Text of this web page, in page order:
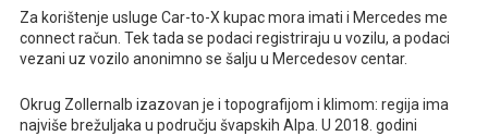
Za korištenje usluge Car-to-X kupac mora imati i Mercedes me
connect račun. Tek tada se podaci registriraju u vozilu, a podaci
vezani uz vozilo anonimno se šalju u Mercedesov centar.
Okrug Zollernalb izazovan je i topografijom i klimom: regija ima
najviše brežuljaka u području švapskih Alpa. U 2018. godini